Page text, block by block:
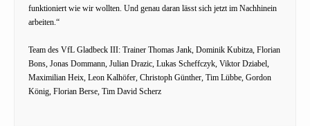
funktioniert wie wir wollten. Und genau daran lässt sich jetzt im Nachhinein
arbeiten.“
Team des VfL Gladbeck III: Trainer Thomas Jank, Dominik Kubitza, Florian
Bons, Jonas Dommann, Julian Drazic, Lukas Scheffczyk, Viktor Dziabel,
Maximilian Heix, Leon Kalhöfer, Christoph Günther, Tim Lübbe, Gordon
König, Florian Berse, Tim David Scherz